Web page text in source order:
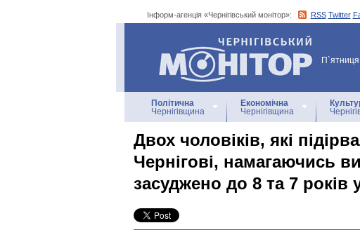
Інформ-агенція «Чернігівський монітор»: RSS Twitter
Інформ-агенція
«Чернігівський монітор»
Політична
Чернігівщина
Економічна
Чернігівщина
Двох чоловіків, які
Чернігові, намагаючись
засуджено до 8 та 7 років